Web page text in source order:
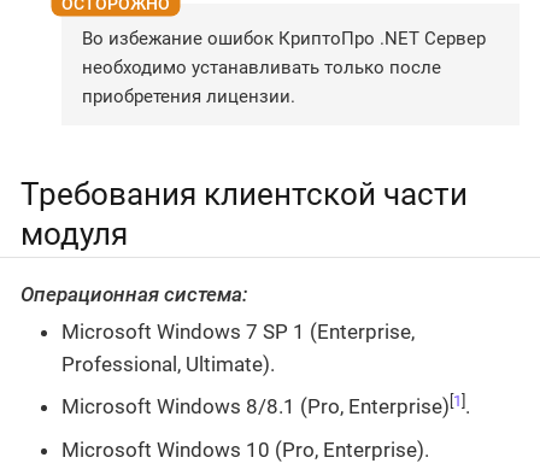
Во избежание ошибок КриптоПро .NET Сервер
необходимо устанавливать только после
приобретения лицензии.
Требования клиентской части
модуля
Операционная система:
Microsoft Windows 7 SP 1 (Enterprise,
Professional, Ultimate).
Microsoft Windows 8/8.1 (Pro, Enterprise) 1 .
Microsoft Windows 10 (Pro, Enterprise).